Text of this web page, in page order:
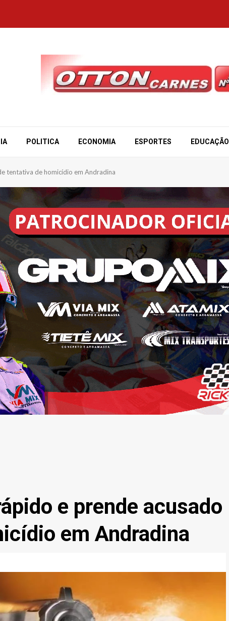
POLITICA ECONOMIA ESPORTES EDUCAÇÃO
tentativa de homicídio em Andradina
e prende acusado
em Andradina